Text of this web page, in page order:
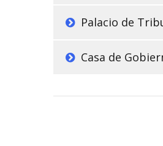
Palacio de
Casa de